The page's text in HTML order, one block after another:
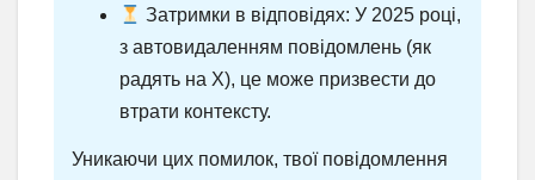
Затримки в відповідях: У 2025 році,
з автовидаленням повідомлень (як
радять на X), це може призвести до
втрати контексту.
Уникаючи цих помилок, твої повідомлення